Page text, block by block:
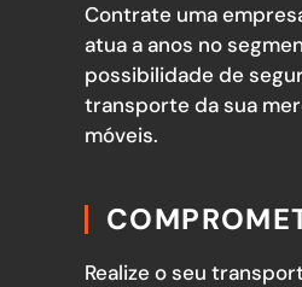
Contrate uma
atua a anos no
possibilidade de
transporte da sua
móveis.
Realize o seu